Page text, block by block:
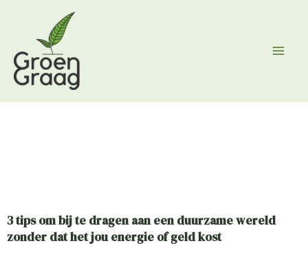
inhoud
3 tips om bij te dragen aan een duurzame wereld
zonder dat het jou energie of geld kost